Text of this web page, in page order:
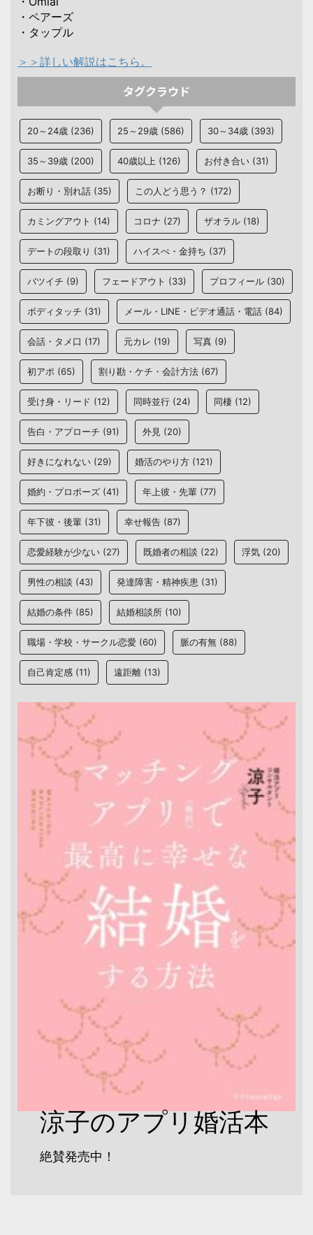
・ペアーズ
・タップル
＞＞詳しい解説はこちら。
タグクラウド
20～24歳 (236) 25～29歳 (586) 30～34歳 (393)
35～39歳 (200) 40歳以上 (126) お付き合い (31)
お断り・別れ話 (35) この人どう思う？ (172)
カミングアウト (14) コロナ (27) ザオラル (18)
デートの段取り (31) ハイスぺ・金持ち (37)
バツイチ (9) フェードアウト (33) プロフィール (30)
ボディタッチ (31) メール・LINE・ビデオ通話・電話 (84)
会話・タメ口 (17) 元カレ (19) 写真 (9)
初アポ (65) 割り勘・ケチ・会計方法 (67)
受け身・リード (12) 同時並行 (24) 同棲 (12)
告白・アプローチ (91) 外見 (20)
好きになれない (29) 婚活のやり方 (121)
婚約・プロポーズ (41) 年上彼・先輩 (77)
年下彼・後輩 (31) 幸せ報告 (87)
恋愛経験が少ない (27) 既婚者の相談 (22) 浮気 (20)
男性の相談 (43) 発達障害・精神疾患 (31)
結婚の条件 (85) 結婚相談所 (10)
職場・学校・サークル恋愛 (60) 脈の有無 (88)
自己肯定感 (11) 遠距離 (13)
涼子のアプリ婚活本
絶賛発売中！